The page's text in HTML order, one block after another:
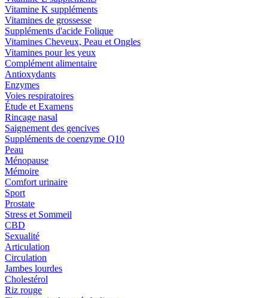
Vitamine K suppléments
Vitamines de grossesse
Suppléments d'acide Folique
Vitamines Cheveux, Peau et Ongles
Vitamines pour les yeux
Complément alimentaire
Antioxydants
Enzymes
Voies respiratoires
Étude et Examens
Rincage nasal
Saignement des gencives
Suppléments de coenzyme Q10
Peau
Ménopause
Mémoire
Comfort urinaire
Sport
Prostate
Stress et Sommeil
CBD
Sexualité
Articulation
Circulation
Jambes lourdes
Cholestérol
Riz rouge